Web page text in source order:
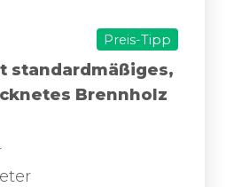
Preis-Tipp
standardmäßiges,
Brennholz